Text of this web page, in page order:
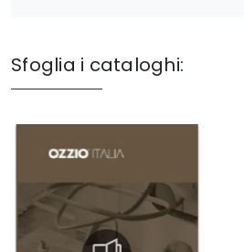
Sfoglia i cataloghi: